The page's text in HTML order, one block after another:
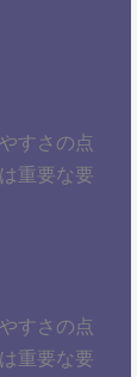
すさの点
重要な要
すさの点
重要な要